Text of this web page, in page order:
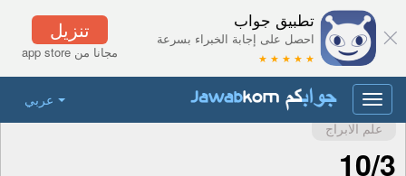
تنزيل
مجانا من app store
تطبيق جواب
احصل على إجابة الخبراء بسرعة
★ ★ ★ ★ ★
عربي
Toggle
navigation
علم الابراج
10/3